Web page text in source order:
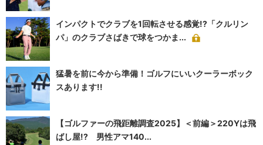
インパクトでクラブを1回転させる感覚!?「クルリン
パ」のクラブさばきで球をつかま...
猛暑を前に今から準備！ゴルフにいいクーラーボック
スあります!!
【ゴルファーの飛距離調査2025】＜前編＞220Yは飛
ばし屋!? 男性アマ140...